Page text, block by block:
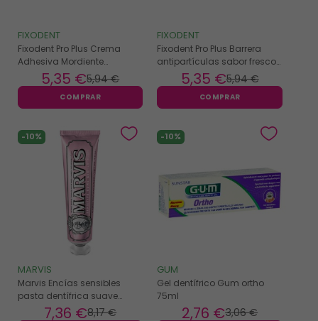
FIXODENT
Fixodent Pro Plus Crema
Adhesiva Mordiente
Inmejorable 40gr
5,94 €
5,35 €
COMPRAR
FIXODENT
Fixodent Pro Plus Barrera
antipartículas sabor fresco
5,94 €
5,35 €
COMPRAR
-10%
MARVIS
Marvis Encías sensibles
pasta dentífrica suave
menta 75ml
8,17 €
7,36 €
-10%
GUM
Gel dentífrico Gum ortho
75ml
3,06 €
2,76 €